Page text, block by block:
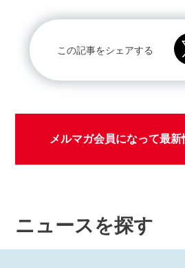
この記事をシェアする
メルマガ会員になって最新
ニュースを探す